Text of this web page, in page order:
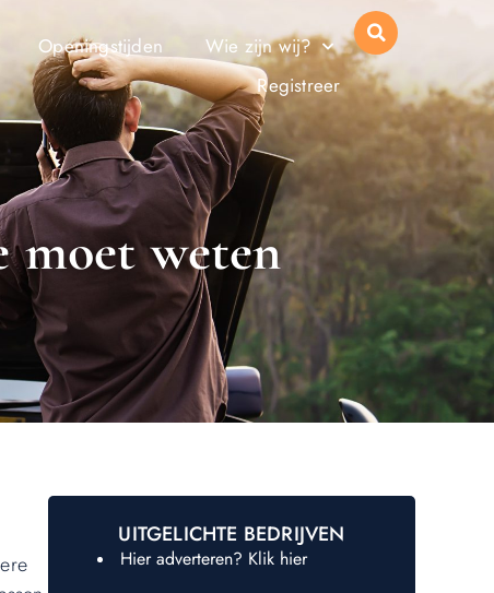
Openingstijden
Wie zijn wij?
Registreer
moet weten
UITGELICHTE BEDRIJVEN
Hier adverteren? Klik hier